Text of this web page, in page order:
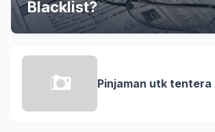
Blacklist?
Pinjaman utk tentera